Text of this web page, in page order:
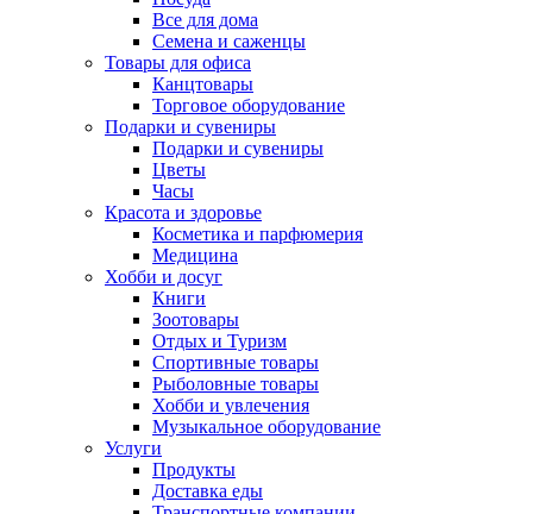
Все для дома
Семена и саженцы
Товары для офиса
Канцтовары
Торговое оборудование
Подарки и сувениры
Подарки и сувениры
Цветы
Часы
Красота и здоровье
Косметика и парфюмерия
Медицина
Хобби и досуг
Книги
Зоотовары
Отдых и Туризм
Спортивные товары
Рыболовные товары
Хобби и увлечения
Музыкальное оборудование
Услуги
Продукты
Доставка еды